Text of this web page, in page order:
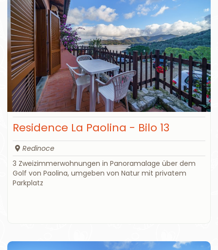
Residence La Paolina - Bilo 13
Redinoce
3 Zweizimmerwohnungen in Panoramalage über dem
Golf von Paolina, umgeben von Natur mit privatem
Parkplatz